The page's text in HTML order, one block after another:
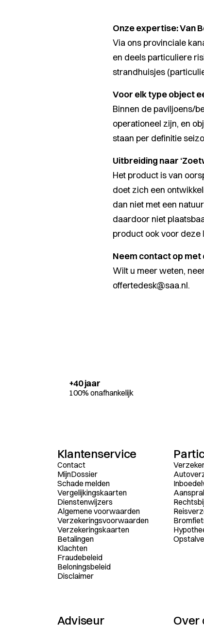
Onze expertise: Van
Via ons provinciale
en deels particuliere
strandhuisjes
Voor elk type object
Binnen de paviljoens/
operationeel zijn, en
staan per definitie
Uitbreiding naar
Het product is van
doet zich een
dan niet met een
daardoor niet
product ook voor deze
Neem contact op
Wilt u meer weten,
offertedesk@saa.nl.
+40 jaar
100% onafhankelijk
Klantenservice
Contact
MijnDossier
Schade melden
Vergelijkingskaarten
Dienstenwijzers
Algemene voorwaarden
Verzekeringsvoorwaarden
Verzekeringskaarten
Betalingen
Klachten
Fraudebeleid
Beloningsbeleid
Disclaimer
Adviseur Over